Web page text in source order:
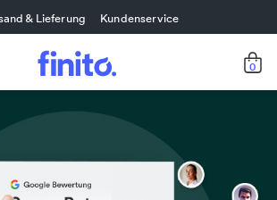
& Lieferung Kundenservice
0